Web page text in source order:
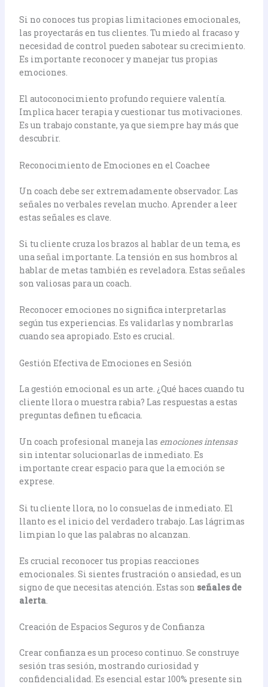
Si no conoces tus propias limitaciones emocionales,
las proyectarás en tus clientes. Tu miedo al fracaso y
necesidad de control pueden sabotear su crecimiento.
Es importante reconocer y manejar tus propias
emociones.
El autoconocimiento profundo requiere valentía.
Implica hacer terapia y cuestionar tus motivaciones.
Es un trabajo constante, ya que siempre hay más que
descubrir.
Reconocimiento de Emociones en el Coachee
Un coach debe ser extremadamente observador. Las
señales no verbales revelan mucho. Aprender a leer
estas señales es clave.
Si tu cliente cruza los brazos al hablar de un tema, es
una señal importante. La tensión en sus hombros al
hablar de metas también es reveladora. Estas señales
son valiosas para un coach.
Reconocer emociones no significa interpretarlas
según tus experiencias. Es validarlas y nombrarlas
cuando sea apropiado. Esto es crucial.
Gestión Efectiva de Emociones en Sesión
La gestión emocional es un arte. ¿Qué haces cuando tu
cliente llora o muestra rabia? Las respuestas a estas
preguntas definen tu eficacia.
Un coach profesional maneja las emociones intensas
sin intentar solucionarlas de inmediato. Es
importante crear espacio para que la emoción se
exprese.
Si tu cliente llora, no lo consuelas de inmediato. El
llanto es el inicio del verdadero trabajo. Las lágrimas
limpian lo que las palabras no alcanzan.
Es crucial reconocer tus propias reacciones
emocionales. Si sientes frustración o ansiedad, es un
signo de que necesitas atención. Estas son señales de
alerta.
Creación de Espacios Seguros y de Confianza
Crear confianza es un proceso continuo. Se construye
sesión tras sesión, mostrando curiosidad y
confidencialidad. Es esencial estar 100% presente sin